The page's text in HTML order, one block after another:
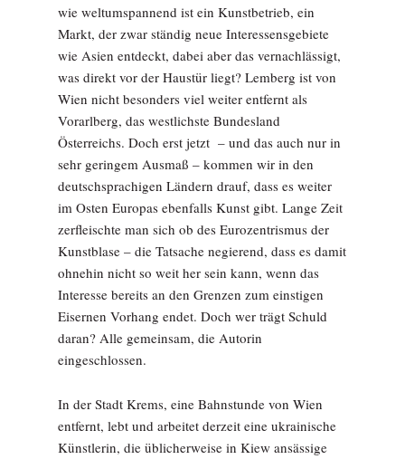
wie weltumspannend ist ein Kunstbetrieb, ein
Markt, der zwar ständig neue Interessensgebiete
wie Asien entdeckt, dabei aber das vernachlässigt,
was direkt vor der Haustür liegt? Lemberg ist von
Wien nicht besonders viel weiter entfernt als
Vorarlberg, das westlichste Bundesland
Österreichs. Doch erst jetzt – und das auch nur in
sehr geringem Ausmaß – kommen wir in den
deutschsprachigen Ländern drauf, dass es weiter
im Osten Europas ebenfalls Kunst gibt. Lange Zeit
zerfleischte man sich ob des Eurozentrismus der
Kunstblase – die Tatsache negierend, dass es damit
ohnehin nicht so weit her sein kann, wenn das
Interesse bereits an den Grenzen zum einstigen
Eisernen Vorhang endet. Doch wer trägt Schuld
daran? Alle gemeinsam, die Autorin
eingeschlossen.
In der Stadt Krems, eine Bahnstunde von Wien
entfernt, lebt und arbeitet derzeit eine ukrainische
Künstlerin, die üblicherweise in Kiew ansässige